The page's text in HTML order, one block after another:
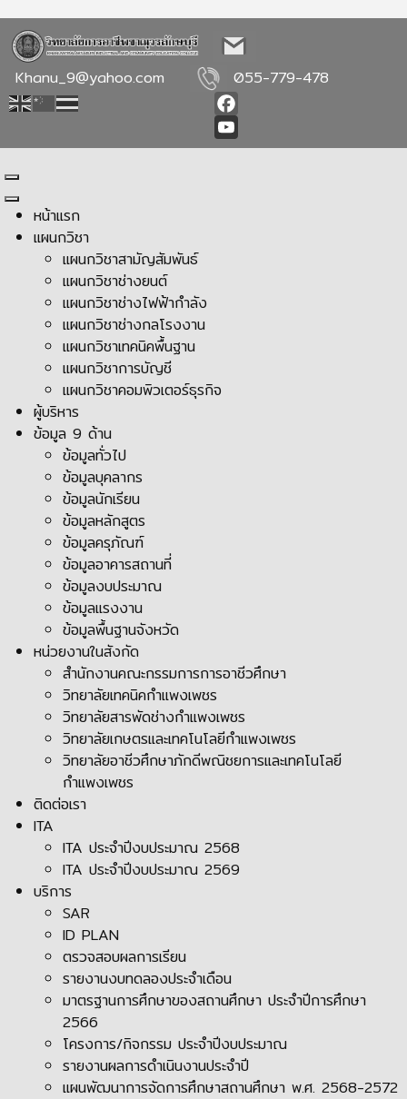
Khanu_9@yahoo.com 055-779-478
Facebook
YouTube
หน้าแรก
แผนกวิชา
แผนกวิชาสามัญสัมพันธ์
แผนกวิชาช่างยนต์
แผนกวิชาช่างไฟฟ้ากำลัง
แผนกวิชาช่างกลโรงงาน
แผนกวิชาเทคนิคพื้นฐาน
แผนกวิชาการบัญชี
แผนกวิชาคอมพิวเตอร์ธุรกิจ
ผู้บริหาร
ข้อมูล 9 ด้าน
ข้อมูลทั่วไป
ข้อมูลบุคลากร
ข้อมูลนักเรียน
ข้อมูลหลักสูตร
ข้อมูลครุภัณฑ์
ข้อมูลอาคารสถานที่
ข้อมูลงบประมาณ
ข้อมูลแรงงาน
ข้อมูลพื้นฐานจังหวัด
หน่วยงานในสังกัด
สำนักงานคณะกรรมการการอาชีวศึกษา
วิทยาลัยเทคนิคกำแพงเพชร
วิทยาลัยสารพัดช่างกำแพงเพชร
วิทยาลัยเกษตรและเทคโนโลยีกำแพงเพชร
วิทยาลัยอาชีวศึกษาภักดีพณิชยการและเทคโนโลยี
กำแพงเพชร
ติดต่อเรา
ITA
ITA ประจำปีงบประมาณ 2568
ITA ประจำปีงบประมาณ 2569
บริการ
SAR
ID PLAN
ตรวจสอบผลการเรียน
รายงานงบทดลองประจำเดือน
มาตรฐานการศึกษาของสถานศึกษา ประจำปีการศึกษา
2566
โครงการ/กิจกรรม ประจำปีงบประมาณ
รายงานผลการดำเนินงานประจำปี
แผนพัฒนาการจัดการศึกษาสถานศึกษา พ.ศ. 2568-2572